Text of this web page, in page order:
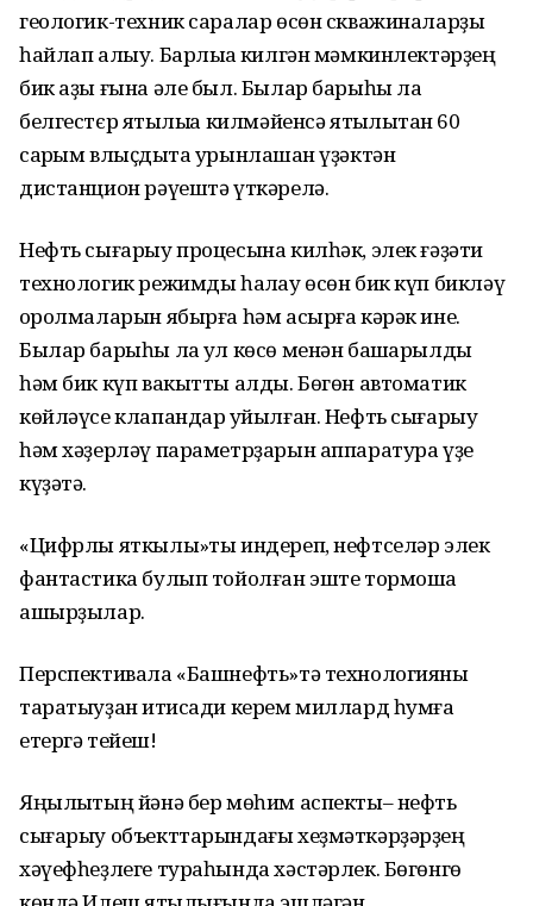
геологик-техник саралар өсөн скважиналарҙы
һайлап алыу. Барлыҡҡа килгән мәмкинлектәрҙең
бик аҙы ғына әле был. Былар барыһы ла
белгестєр ятҡылыҡҡа килмәйенсә ятҡылыҡтан 60
саҡрым влыҫдыҡта урынлашҡан үҙәктән
дистанцион рәүештә үткәрелә.
Нефть сығарыу процесына килһәк, элек ғәҙәти
технологик режимды һаҡлау өсөн бик күп бикләү
ҡоролмаларын ябырға һәм асырға кәрәк ине.
Былар барыһы ла ҡул көсө менән башҡарылды
һәм бик күп вакытты алды. Бөгөн автоматик
көйләүсе клапандар ҡуйылған. Нефть сығарыу
һәм хәҙерләү параметрҙарын аппаратура үҙе
күҙәтә.
«Цифрлы яткылыҡ»ты индереп, нефтселәр элек
фантастика булып тойолған эште тормошҡа
ашырҙылар.
Перспективала «Башнефть»тә технологияны
таратыуҙан иҡтисади керем миллард һумға
етергә тейеш!
Яңылыҡтың йәнә бер мөһим аспекты– нефть
сығарыу объекттарындағы хеҙмәткәрҙәрҙең
хәүефһеҙлеге тураһында хәстәрлек. Бөгөнгө